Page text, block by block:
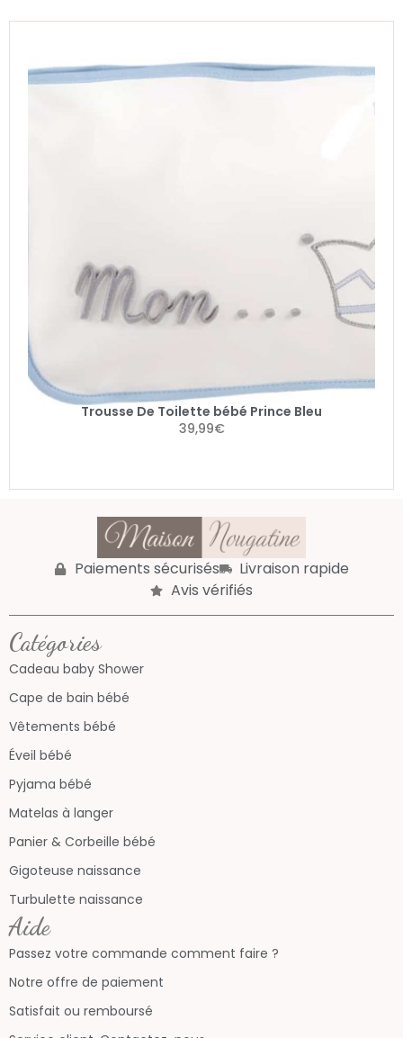
Trousse De Toilette bébé Prince Bleu
39,99€
Paiements sécurisés
Livraison rapide
Avis vérifiés
Catégories
Cadeau baby Shower
Cape de bain bébé
Vêtements bébé
Éveil bébé
Pyjama bébé
Matelas à langer
Panier & Corbeille bébé
Gigoteuse naissance
Turbulette naissance
Aide
Passez votre commande comment faire ?
Notre offre de paiement
Satisfait ou remboursé